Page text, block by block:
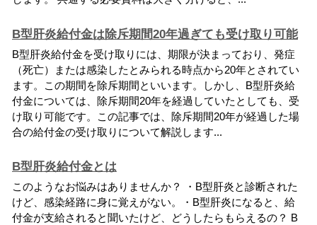
B型肝炎給付金は除斥期間20年過ぎても受け取り可能
B型肝炎給付金を受け取 り には 期限が決ま ってお り 発症
（死亡） ま たは感染 した とみられる時点から20年と されてい
ます。 こ の期間を除斥期間と いい ます。 しかし B型肝炎給
付金については 除斥期間20年を経過 していた と して も
受
け取 り可能です。 こ の記事では 除斥期間20年が経過 した場
合の給付金の受け取 り について解説 し ます...
B型肝炎給付金とは
こ のよ う なお悩みはあ り ませんか ？ ・ B型肝炎と診断された
けど 感染経路に身に覚え がない。 ・ B型肝炎になる と
給
付金が支給される と 聞いたけど どう した ら も ら え るの ？ B